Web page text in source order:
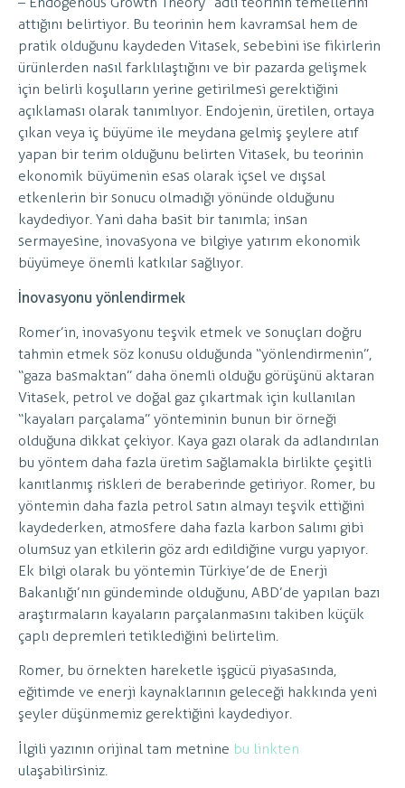
attığını belirtiyor. Bu teorinin hem kavramsal hem de
pratik olduğunu kaydeden Vitasek, sebebini ise fikirlerin
ürünlerden nasıl farklılaştığını ve bir pazarda gelişmek
için belirli koşulların yerine getirilmesi gerektiğini
açıklaması olarak tanımlıyor. Endojenin, üretilen, ortaya
çıkan veya iç büyüme ile meydana gelmiş şeylere atıf
yapan bir terim olduğunu belirten Vitasek, bu teorinin
ekonomik büyümenin esas olarak içsel ve dışsal
etkenlerin bir sonucu olmadığı yönünde olduğunu
kaydediyor. Yani daha basit bir tanımla; insan
sermayesine, inovasyona ve bilgiye yatırım ekonomik
büyümeye önemli katkılar sağlıyor.
İnovasyonu yönlendirmek
Romer’in, inovasyonu teşvik etmek ve sonuçları doğru
tahmin etmek söz konusu olduğunda “yönlendirmenin”,
“gaza basmaktan” daha önemli olduğu görüşünü aktaran
Vitasek, petrol ve doğal gaz çıkartmak için kullanılan
“kayaları parçalama” yönteminin bunun bir örneği
olduğuna dikkat çekiyor. Kaya gazı olarak da adlandırılan
bu yöntem daha fazla üretim sağlamakla birlikte çeşitli
kanıtlanmış riskleri de beraberinde getiriyor. Romer, bu
yöntemin daha fazla petrol satın almayı teşvik ettiğini
kaydederken, atmosfere daha fazla karbon salımı gibi
olumsuz yan etkilerin göz ardı edildiğine vurgu yapıyor.
Ek bilgi olarak bu yöntemin Türkiye’de de Enerji
Bakanlığı’nın gündeminde olduğunu, ABD’de yapılan bazı
araştırmaların kayaların parçalanmasını takiben küçük
çaplı depremleri tetiklediğini belirtelim.
Romer, bu örnekten hareketle işgücü piyasasında,
eğitimde ve enerji kaynaklarının geleceği hakkında yeni
şeyler düşünmemiz gerektiğini kaydediyor.
İlgili yazının orijinal tam metnine bu linkten
ulaşabilirsiniz.